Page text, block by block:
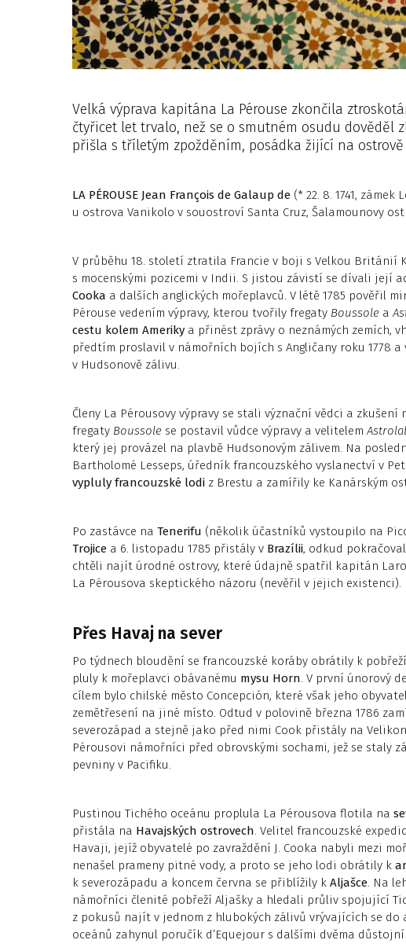
Velká výprava kapitána La Pérouse zkončila
čtyřicet let trvalo, než se o smutném osudu dověděl
přišla s tříletým zpožděním, posádka žijící na
LA PÉROUSE Jean François de Galaup de (* 22. 8. 1741,
u ostrova Vanikolo v souostroví Santa Cruz, Šalamounovy
V průběhu 18. století ztratila Francie v boji s Velkou Británií
s mocenskými pozicemi v Indii. S jistou závistí se dívali její
Cooka a dalších anglických mořeplavců. V létě 1785 pověřil
Pérouse vedením výpravy, kterou tvořily fregaty Boussole a
cestu kolem Ameriky a přinést zprávy o neznámých zemích,
předtím proslavil v námořních bojích s Angličany roku 1778
v Hudsonově zálivu.
Členy La Pérousovy výpravy se stali význační vědci a
fregaty Boussole se postavil vůdce výpravy a velitelem
který jej provázel na plavbě Hudsonovým zálivem. Na
Bartholomé Lesseps, úředník francouzského vyslanectví v
vypluly francouzské lodi z Brestu a zamířily ke Kanárským
Po zastávce na Tenerifu (několik účastníků vystoupilo na
Trojice a 6. listopadu 1785 přistály v Brazílii, odkud
chtěli najít úrodné ostrovy, které údajně spatřil kapitán
La Pérousova skeptického názoru (nevěřil v jejich existenci).
Přes Havaj na sever
Po týdnech bloudění se francouzské koráby obrátily k pobřeží
pluly k mořeplavci obávanému mysu Horn. V první únorový
cílem bylo chilské město Concepción, které však jeho
zemětřesení na jiné místo. Odtud v polovině března 1786
severozápad a stejně jako před nimi Cook přistály na
Pérousovi námořníci před obrovskými sochami, jež se staly
pevniny v Pacifiku.
Pustinou Tichého oceánu proplula La Pérousova flotila na
přistála na Havajských ostrovech. Velitel francouzské
Havaji, jejíž obyvatelé po zavraždění J. Cooka nabyli mezi
nenašel prameny pitné vody, a proto se jeho lodi obrátily k
k severozápadu a koncem června se přiblížily k Aljašce. Na
námořníci členité pobřeží Aljašky a hledali průliv spojující
z pokusů najít v jednom z hlubokých zálivů vrývajících se do
oceánů zahynul poručík d’Equejour s dalšími dvěma